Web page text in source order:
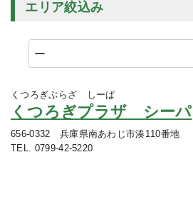
くつろぎぷらざ しーぱ
くつろぎプラザ シーパ
656-0332 兵庫県南あわじ市湊110番地
TEL. 0799-42-5220
エリア絞込み